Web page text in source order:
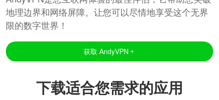
地理边界和网络屏障。让您可以尽情地享受这个无界
限的数字世界！
获取 AndyVPN
下载适合您需求的应用